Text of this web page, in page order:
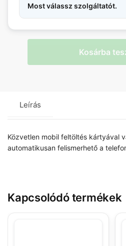
Most válassz szolgáltatót.
Kosárba
Leírás
Közvetlen mobil feltöltés kártyával
automatikusan felismerhető a
Kapcsolódó termékek